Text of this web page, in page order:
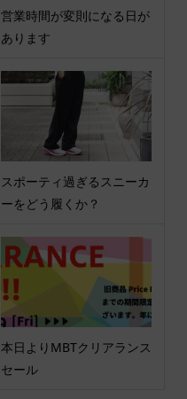
営業時間が変則になる日が
あります
スポーティ過ぎるスニーカ
ーをどう履くか？
本日よりMBTクリアランス
セール